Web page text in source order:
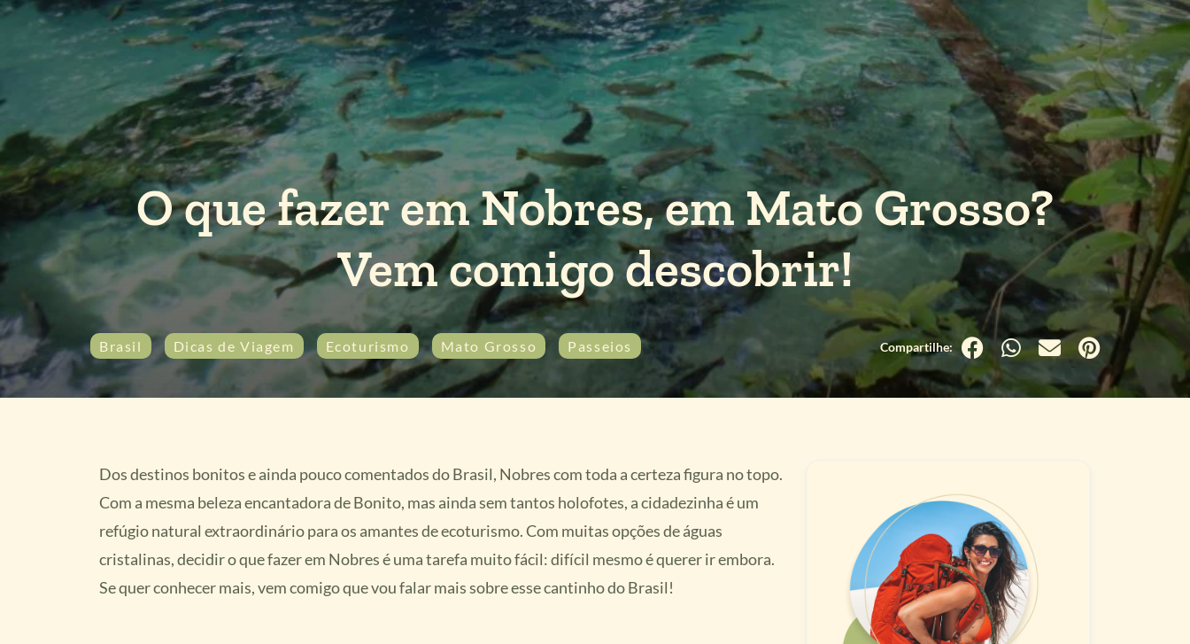
O que fazer em Nobres, em Mato Grosso?
Vem comigo descobrir!
Brasil Dicas de Viagem Ecoturismo Mato Grosso Passeios
Dos destinos bonitos e ainda pouco comentados do Brasil, Nobres com toda a certeza figura no topo.
Com a mesma beleza encantadora de Bonito, mas ainda sem tantos holofotes, a cidadezinha é um
refúgio natural extraordinário para os amantes de ecoturismo. Com muitas opções de águas
cristalinas, decidir o que fazer em Nobres é uma tarefa muito fácil: difícil mesmo é querer ir embora.
Se quer conhecer mais, vem comigo que vou falar mais sobre esse cantinho do Brasil!